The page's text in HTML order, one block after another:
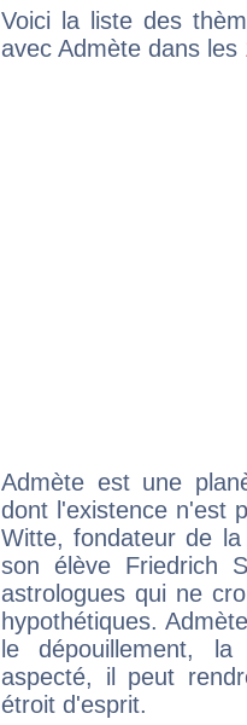
Voici la liste des
avec Admète dans
Admète est une
dont l'existence n'est
Witte, fondateur de
son élève Friedrich
astrologues qui ne
hypothétiques.
le dépouillement,
aspecté, il peut
étroit d'esprit.